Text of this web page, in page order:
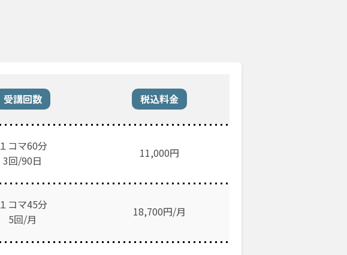
受講回数 税込料金
１コマ60分
3回/90日
11,000円
１コマ45分
5回/月
18,700円/月